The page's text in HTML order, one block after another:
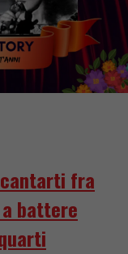
fra
battere